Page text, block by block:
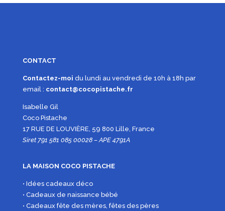
CONTACT
Contactez-moi du lundi au vendredi de 10h à 18h par
email : contact@cocopistache.fr
Isabelle Gil
Coco Pistache
17 RUE DE LOUVIÈRE, 59 800 Lille, France
Siret 791 581 085 00028 – APE 4791A
LA MAISON COCO PISTACHE
• Idées cadeaux déco
• Cadeaux de naissance bébé
• Cadeaux fête des mères, fêtes des pères